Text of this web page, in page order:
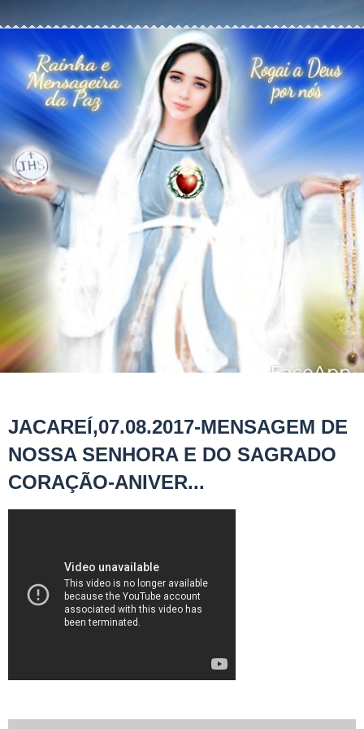
JACAREÍ,07.08.2017-MENSAGEM DE
NOSSA SENHORA E DO SAGRADO
CORAÇÃO-ANIVER...